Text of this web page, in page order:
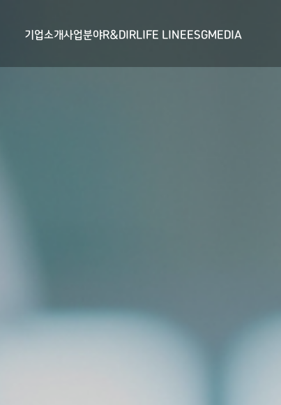
기업소개사업분야R&DIRLIFE LINEESGMEDIA